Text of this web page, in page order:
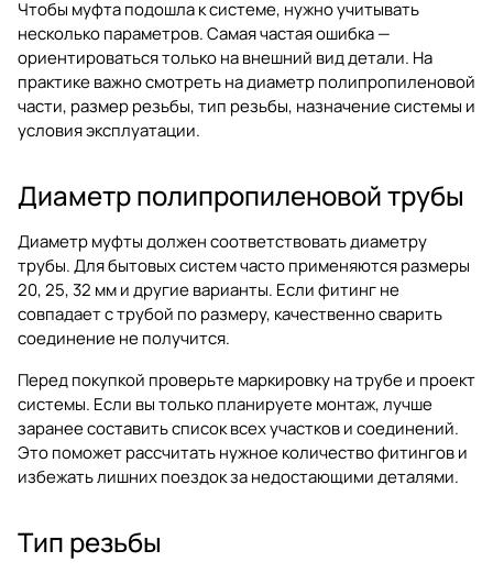
Чтобы муфта подошла к системе, нужно учитывать
несколько параметров. Самая частая ошибка —
ориентироваться только на внешний вид детали. На
практике важно смотреть на диаметр полипропиленовой
части, размер резьбы, тип резьбы, назначение системы и
условия эксплуатации.
Диаметр полипропиленовой трубы
Диаметр муфты должен соответствовать диаметру
трубы. Для бытовых систем часто применяются размеры
20, 25, 32 мм и другие варианты. Если фитинг не
совпадает с трубой по размеру, качественно сварить
соединение не получится.
Перед покупкой проверьте маркировку на трубе и проект
системы. Если вы только планируете монтаж, лучше
заранее составить список всех участков и соединений.
Это поможет рассчитать нужное количество фитингов и
избежать лишних поездок за недостающими деталями.
Тип резьбы